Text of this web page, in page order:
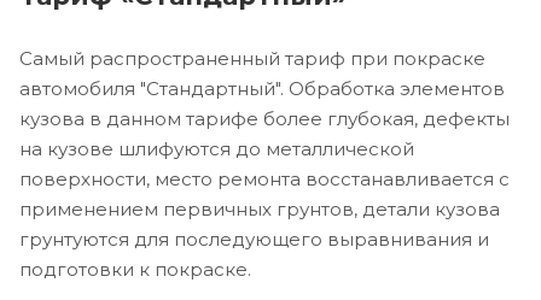
Самый распространенный тариф при покраске
автомобиля "Стандартный". Обработка элементов
кузова в данном тарифе более глубокая, дефекты
на кузове шлифуются до металлической
поверхности, место ремонта восстанавливается с
применением первичных грунтов, детали кузова
грунтуются для последующего выравнивания и
подготовки к покраске.